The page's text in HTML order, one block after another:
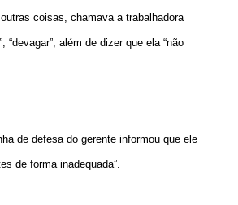
coisas, chamava a trabalhadora
“devagar”, além de dizer que ela “não
de defesa do gerente informou que ele
de forma inadequada”.